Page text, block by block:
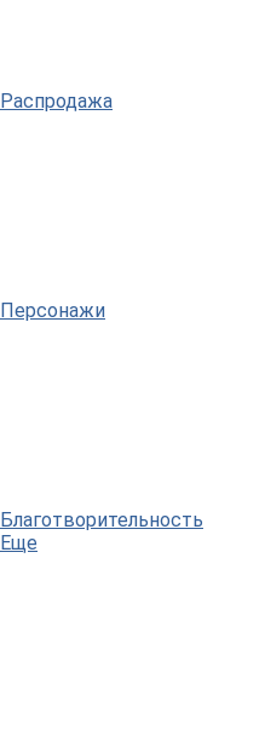
Распродажа
Персонажи
Благотворительность
Еще